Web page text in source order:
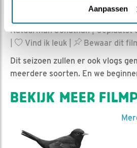
Aanpassen
Natuurman Jonathan | Geplaatst
Vind ik leuk Bewaar dit
Dit seizoen zullen er ook vlogs
meerdere soorten. En we
BEKIJK MEER